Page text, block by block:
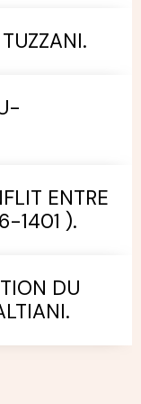
ENTRE
1401 ).
DU